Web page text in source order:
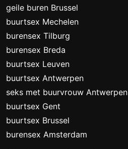
geile buren Brussel
buurtsex Mechelen
burensex Tilburg
burensex Breda
buurtsex Leuven
buurtsex Antwerpen
seks met buurvrouw Antwerpen
buurtsex Gent
buurtsex Brussel
burensex Amsterdam